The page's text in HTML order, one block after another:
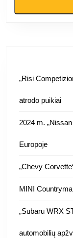
„Risi
atrodo puikiai
2024 m.
Europoje
„Chevy
MINI
„Subaru WRX
automobilių